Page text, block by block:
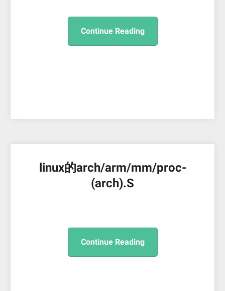
Continue Reading
linux的arch/arm/mm/proc-
(arch).S
Continue Reading